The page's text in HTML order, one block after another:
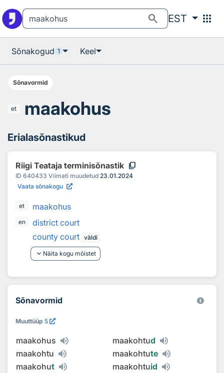
search EST apps
Sõnakogud 1 Keel
Sõnavormid
et maakohus
Erialasõnastikud
Riigi Teataja terminisõnastik content_copy
ID 640433 Viimati muudetud 23.01.2024
Vaata sõnakogu
et maakohus
en
district court
county court väldi
keyboard_arrow_down Näita kogu mõistet
Sõnavormid
Muuttüüp 5
maakohus maakohtud
maakohtu
maakohtute
maakohut maakohtuid